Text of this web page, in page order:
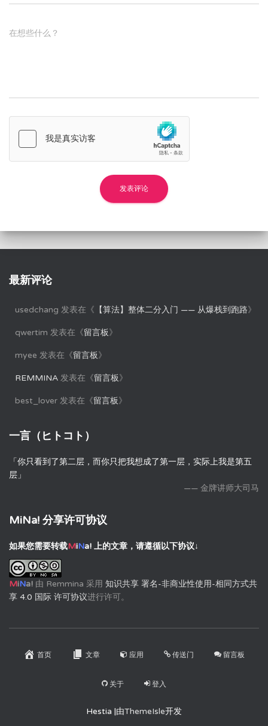
在想些什么？
最新评论
usedchang 发表在《 【算法】整体二分入门 —— 从爆栈到跑路》
qwertim 发表在《留言板》
myee 发表在《留言板》
REMMINA 发表在《留言板》
best_lover 发表在《留言板》
一言（ヒトコト）
「你只看到了第二层，而你只把我想成了第一层，实际上我是第五
层」
—— 金牌讲师大司马
MiNa! 分享许可协议
如果您需要转载MiNa! 上的文章，请遵循以下协议↓
MiNa! 由 Remmina 采用 知识共享 署名-非商业性使用-相同方式共
享 4.0 国际 许可协议进行许可。
首页 文章 应用 传送门 留言板
关于 登入
Hestia |由ThemeIsle开发